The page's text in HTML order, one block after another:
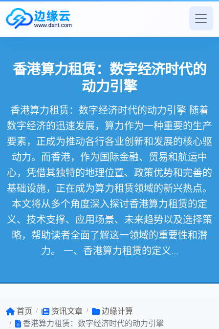
香港算力租赁：数字经济时代的
动力引擎
香港算力租赁：数字经济时代的动力引擎 随着
数字经济的迅速发展，算力作为一种重要的生产
要素，正成为推动各行各业创新和发展的核心驱
动力。而香港，作为国际金融、贸易和航运中
心，凭借其独特的地理位置、政策优势和完善的
基础设施，正在成为算力租赁领域的新兴热点。
本文将从多个角度深入探讨香港算力租赁的定
义、技术支撑、应用场景、未来趋势以及选择策
略，帮助读者全面了解这一领域的重要性和潜
力。 一、香港算力租赁的定义...
首页 资讯文章
边缘计算
香港算力租赁：数字经济时代的动力引擎